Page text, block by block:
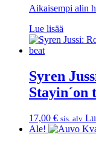
oli:
on:
Aikaisempi alin
Lue lisää
Syren
Stayin´on
17,00 € sis. alv
Ale!